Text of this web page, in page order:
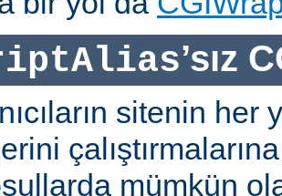
’sız
sitenin her
mümkün